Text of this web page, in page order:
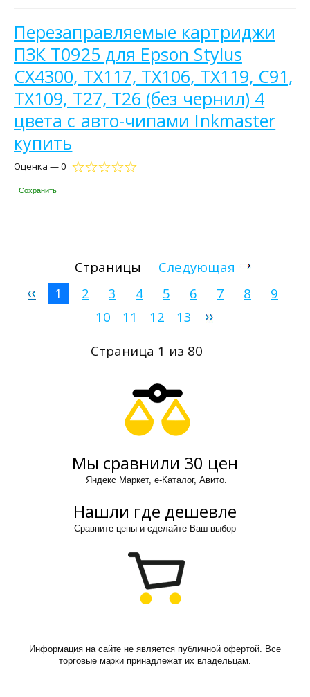
Перезаправляемые картриджи
ПЗК T0925 для Epson Stylus
CX4300, TX117, TX106, TX119, C91,
TX109, T27, T26 (без чернил) 4
цвета с авто-чипами Inkmaster
купить
Оценка — 0
Сохранить
Страницы
Следующая
1
2 3 4 5 6 7 8
9
10
11 12
13
Страница 1 из 80
Мы сравнили 30 цен
Яндекс Маркет, е-Каталог, Авито.
Нашли где дешевле
Сравните цены и сделайте Ваш выбор
Информация на сайте не является публичной офертой. Все
торговые марки принадлежат их владельцам.